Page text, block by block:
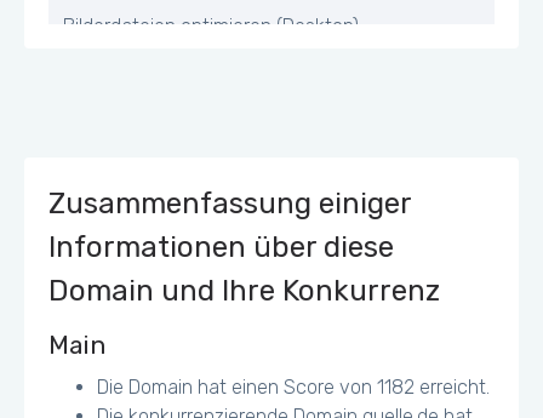
Bilderdateien optimieren (Desktop)
agshi_KW25.jpg - 21.3KiB (24%)
om-AckermannCH-Site/web/EmpirieCom-
agshi_KW23_2.jpg - 17.5KiB (15%)
Einige Buttons können zu klein für ein
Mobile/Tablet Touchscreen erscheinen
Zusammenfassung einiger
Informationen über diese
Domain und Ihre Konkurrenz
Main
Die Domain hat einen Score von 1182 erreicht.